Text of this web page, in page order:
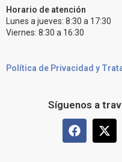
Horario de atención
Lunes a jueves: 8:30 a 17:30
Viernes: 8:30 a 16:30
Política de Privacidad y
Síguenos a